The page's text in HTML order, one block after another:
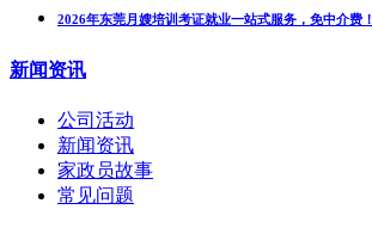
2026年东莞月嫂培训考证就业一站式服务，免中介费！
新闻资讯
公司活动
新闻资讯
家政员故事
常见问题